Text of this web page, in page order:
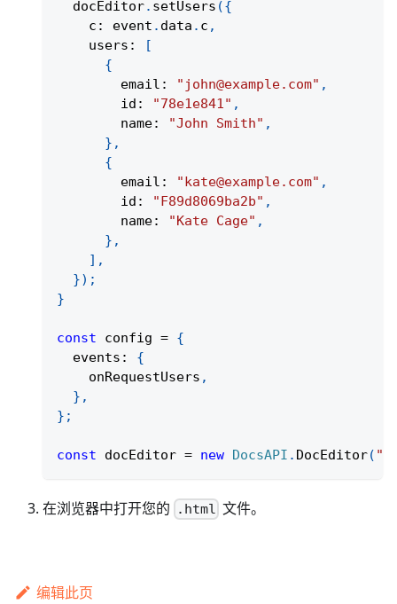
  docEditor
. setUsers ({
    c
: event . data . c ,
    users
:
[
{
        email
: "john@example.com" ,
        id
: "78e1e841" ,
        name
: "John Smith" ,
} ,
{
        email
: "kate@example.com" ,
        id
: "F89d8069ba2b" ,
        name
: "Kate Cage" ,
} ,
] ,
}) ;
}
const config = {
  events
:
{
    onRequestUsers
,
} ,
} ;
const docEditor = new DocsAPI . DocEditor(
在浏览器中打开您的 .html 文件。
编辑此页